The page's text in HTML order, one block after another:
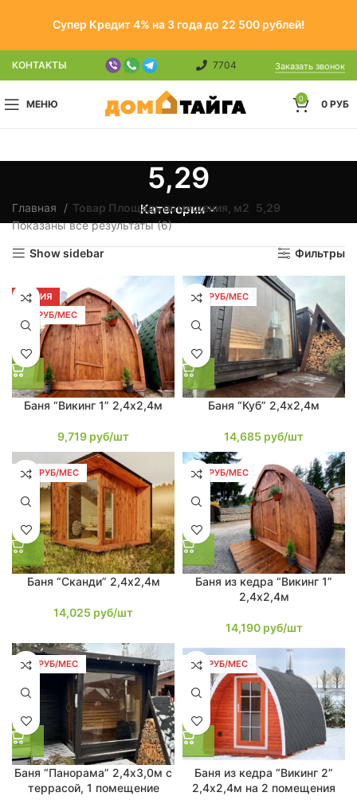
Супер Кредит 4% на 3 года до 22 500 рублей!
КОНТАКТЫ 7704 Заказать звонок
МЕНЮ 0 0 РУБ
5,29
Категории
Главная Товар Площадь помещения, м2 5,29
Показаны все результаты (6)
Show sidebar Фильтры
АКЦИЯ
185 РУБ/МЕС
Баня “Викинг 1” 2,4х2,4м
9,719 руб/шт
279 РУБ/МЕС
Баня “Куб” 2,4х2,4м
14,685 руб/шт
266 РУБ/МЕС
Баня “Сканди” 2,4х2,4м
14,025 руб/шт
270 РУБ/МЕС
Баня из кедра “Викинг 1”
2,4х2,4м
14,190 руб/шт
279 РУБ/МЕС
Баня “Панорама” 2,4х3,0м с
террасой, 1 помещение
310 РУБ/МЕС
Баня из кедра “Викинг 2”
2,4х2,4м на 2 помещения